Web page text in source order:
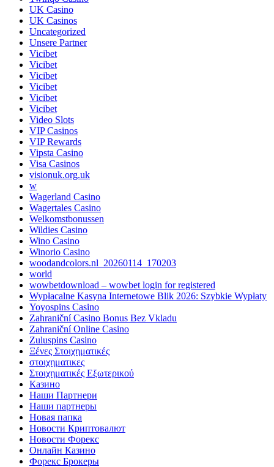
UK Casino
UK Casinos
Uncategorized
Unsere Partner
Vicibet
Vicibet
Vicibet
Vicibet
Vicibet
Vicibet
Video Slots
VIP Casinos
VIP Rewards
Vipsta Casino
Visa Casinos
visionuk.org.uk
w
Wagerland Casino
Wagertales Casino
Welkomstbonussen
Wildies Casino
Wino Casino
Winorio Casino
woodandcolors.nl_20260114_170203
world
wowbetdownload – wowbet login for registered
Wypłacalne Kasyna Internetowe Blik 2026: Szybkie Wypłaty
Yoyospins Casino
Zahraniční Casino Bonus Bez Vkladu
Zahraniční Online Casino
Zuluspins Casino
Ξένες Στοιχηματικές
στοιχηματικες
Στοιχηματικές Εξωτερικού
Казино
Наши Партнери
Наши партнеры
Новая папка
Новости Криптовалют
Новости Форекс
Онлайн Казино
Форекс Брокеры